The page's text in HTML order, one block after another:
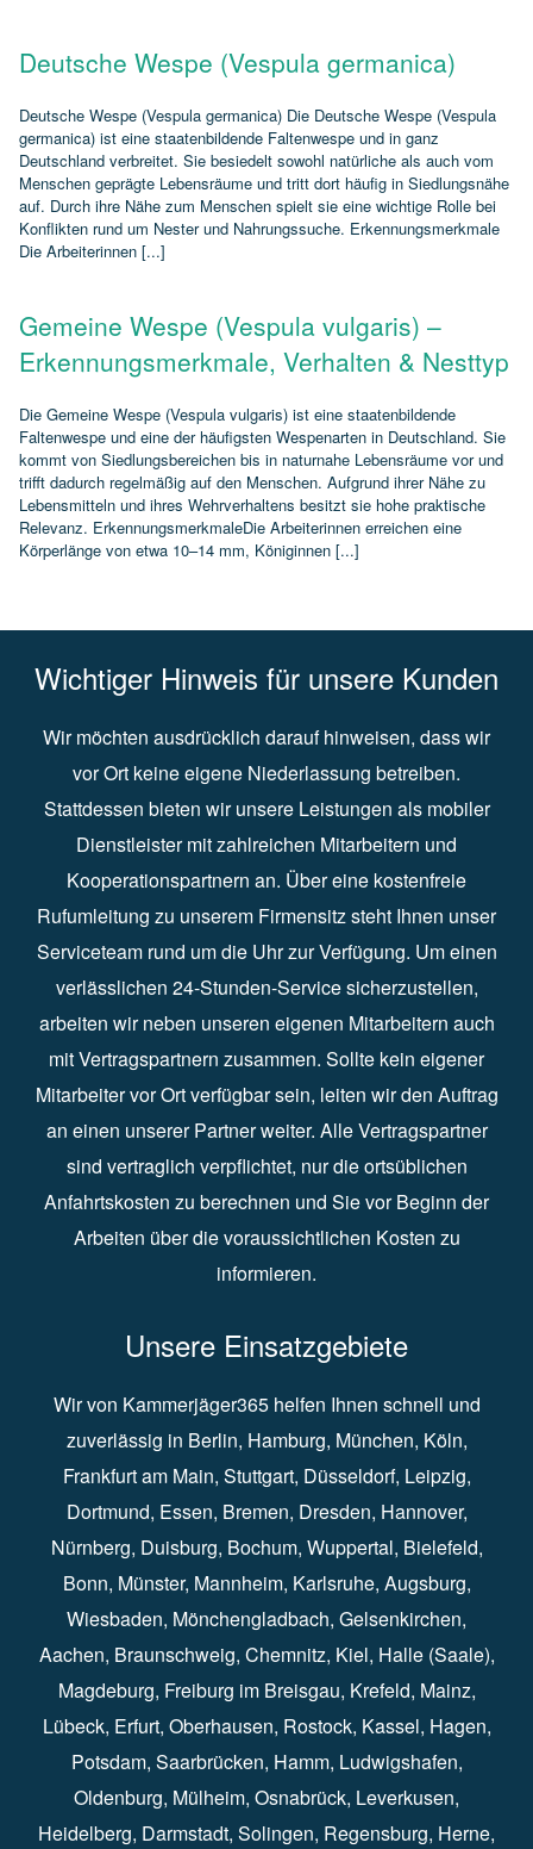
Deutsche Wespe (Vespula germanica)
Deutsche Wespe (Vespula germanica) Die Deutsche Wespe (Vespula
germanica) ist eine staatenbildende Faltenwespe und in ganz
Deutschland verbreitet. Sie besiedelt sowohl natürliche als auch vom
Menschen geprägte Lebensräume und tritt dort häufig in Siedlungsnähe
auf. Durch ihre Nähe zum Menschen spielt sie eine wichtige Rolle bei
Konflikten rund um Nester und Nahrungssuche. Erkennungsmerkmale
Die Arbeiterinnen [...]
Gemeine Wespe (Vespula vulgaris) –
Erkennungsmerkmale, Verhalten & Nesttyp
Die Gemeine Wespe (Vespula vulgaris) ist eine staatenbildende
Faltenwespe und eine der häufigsten Wespenarten in Deutschland. Sie
kommt von Siedlungsbereichen bis in naturnahe Lebensräume vor und
trifft dadurch regelmäßig auf den Menschen. Aufgrund ihrer Nähe zu
Lebensmitteln und ihres Wehrverhaltens besitzt sie hohe praktische
Relevanz. ErkennungsmerkmaleDie Arbeiterinnen erreichen eine
Körperlänge von etwa 10–14 mm, Königinnen [...]
Wichtiger Hinweis für unsere Kunden
Wir möchten ausdrücklich darauf hinweisen, dass wir
vor Ort keine eigene Niederlassung betreiben.
Stattdessen bieten wir unsere Leistungen als mobiler
Dienstleister mit zahlreichen Mitarbeitern und
Kooperationspartnern an. Über eine kostenfreie
Rufumleitung zu unserem Firmensitz steht Ihnen unser
Serviceteam rund um die Uhr zur Verfügung. Um einen
verlässlichen 24-Stunden-Service sicherzustellen,
arbeiten wir neben unseren eigenen Mitarbeitern auch
mit Vertragspartnern zusammen. Sollte kein eigener
Mitarbeiter vor Ort verfügbar sein, leiten wir den Auftrag
an einen unserer Partner weiter. Alle Vertragspartner
sind vertraglich verpflichtet, nur die ortsüblichen
Anfahrtskosten zu berechnen und Sie vor Beginn der
Arbeiten über die voraussichtlichen Kosten zu
informieren.
Unsere Einsatzgebiete
Wir von Kammerjäger365 helfen Ihnen schnell und
zuverlässig in Berlin⁠, Hamburg⁠, München, Köln⁠,
Frankfurt am Main⁠, Stuttgart⁠, Düsseldorf⁠, Leipzig⁠,
Dortmund⁠, Essen⁠, Bremen⁠, Dresden⁠, Hannover⁠,
Nürnberg⁠, Duisburg⁠⁠, Bochum⁠, Wuppertal⁠⁠, Bielefeld⁠⁠,
Bonn⁠⁠, Münster⁠⁠, Mannheim⁠, Karlsruhe⁠, Augsburg⁠,
Wiesbaden⁠⁠, Mönchengladbach⁠, Gelsenkirchen⁠⁠,
Aachen⁠⁠, Braunschweig⁠, Chemnitz⁠⁠, Kiel⁠, Halle (Saale)⁠⁠,
Magdeburg⁠, Freiburg im Breisgau⁠⁠, Krefeld⁠⁠, Mainz⁠⁠,
Lübeck⁠, Erfurt⁠, Oberhausen⁠⁠, Rostock⁠⁠, Kassel⁠⁠, Hagen⁠,
Potsdam⁠, Saarbrücken⁠⁠, Hamm⁠, Ludwigshafen⁠,
Oldenburg⁠, Mülheim⁠, Osnabrück⁠⁠, Leverkusen⁠,
Heidelberg⁠, Darmstadt⁠⁠, Solingen⁠, Regensburg⁠, Herne⁠⁠,